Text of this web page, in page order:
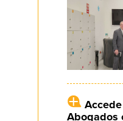
Abogados